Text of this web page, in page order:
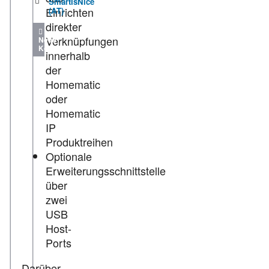
Einrichten
direkter
Verknüpfungen
innerhalb
der
Homematic
oder
Homematic
IP
Produktreihen
Optionale
Erweiterungsschnittstelle
über
zwei
USB
Host-
Ports
(AT)
Neue
Kommentare